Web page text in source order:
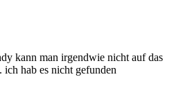
kann man irgendwie nicht auf das
hab es nicht gefunden